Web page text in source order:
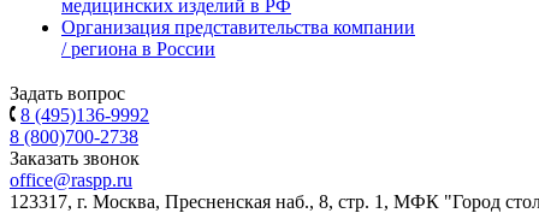
медицинских изделий в РФ
Организация представительства компании
/ региона в России
Задать вопрос
8 (495)136-9992
8 (800)700-2738
Заказать звонок
office@raspp.ru
123317, г. Москва, Пресненская наб., 8, стр. 1, МФК "Город